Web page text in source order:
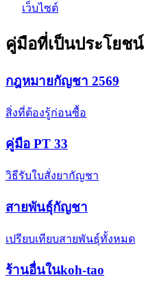
เว็บไซต์
คู่มือที่เป็นประโยชน์
กฎหมายกัญชา 2569
สิ่งที่ต้องรู้ก่อนซื้อ
คู่มือ PT 33
วิธีรับใบสั่งยากัญชา
สายพันธุ์กัญชา
เปรียบเทียบสายพันธุ์ทั้งหมด
ร้านอื่นในkoh-tao